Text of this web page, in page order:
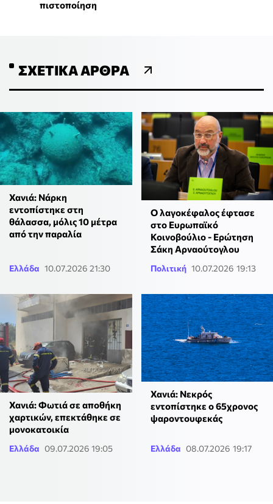
πιστοποίηση
ΣΧΕΤΙΚΆ ΆΡΘΡΑ
Χανιά: Νάρκη
εντοπίστηκε στη
θάλασσα, μόλις 10 μέτρα
από την παραλία
Ελλάδα 10.07.2026 21:30
Ο λαγοκέφαλος έφτασε
στο Ευρωπαϊκό
Κοινοβούλιο - Ερώτηση
Σάκη Αρναούτογλου
Πολιτική 10.07.2026 19:13
Χανιά: Φωτιά σε αποθήκη
χαρτικών, επεκτάθηκε σε
μονοκατοικία
Ελλάδα 09.07.2026 19:05
Χανιά: Νεκρός
εντοπίστηκε ο 65χρονος
ψαροντουφεκάς
Ελλάδα 08.07.2026 19:17